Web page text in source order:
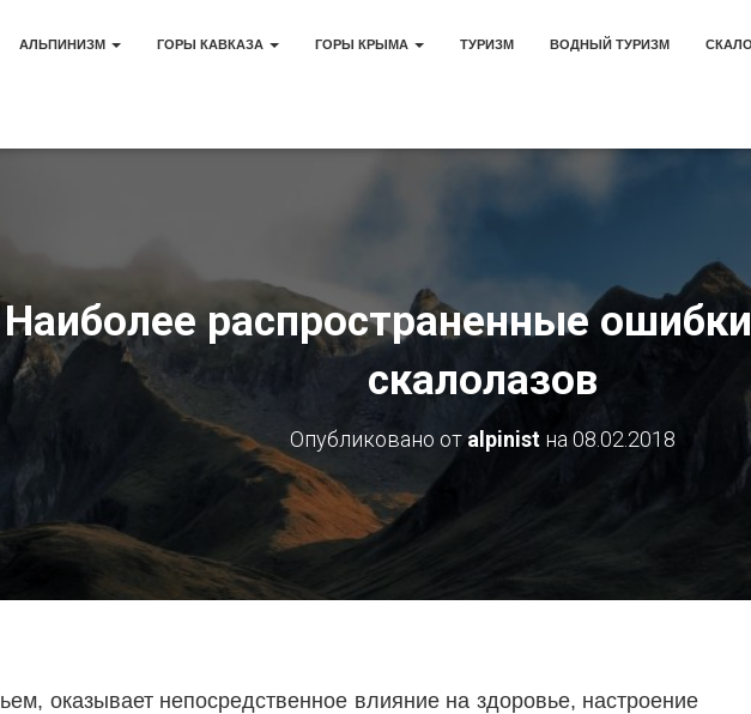
АЛЬПИНИЗМ ГОРЫ КАВКАЗА ГОРЫ КРЫМА ТУРИЗМ ВОДНЫЙ ТУРИЗМ
Наиболее распространенные
скалолазов
Опубликовано отalpinist на 08.02.2018
оказывает непосредственное влияние на здоровье, настроение